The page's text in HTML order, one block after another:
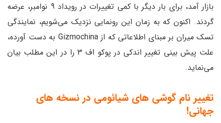
بازار آمد، برای بار دیگر با کمی تغییرات در رویداد 9 نوامبر، عرضه
گردند. اکنون که به زمان این رونمایی نزدیک می‌شویم، نمایندگی
تسک میران بر مبنای اطلاعاتی که از Gizmochina به دست آورده،
علت پیش بینی تغییر اندکی در پوکو اف 3 را در این مطلب بیان
می‌نماید.
تغییر نام گوشی های شیائومی در نسخه های
جهانی!